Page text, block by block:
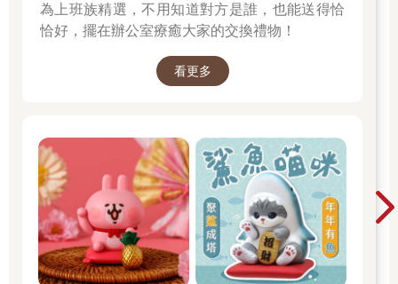
為上班族精選，不用知道對方是誰，也能送得恰
恰好，擺在辦公室療癒大家的交換禮物！
看更多